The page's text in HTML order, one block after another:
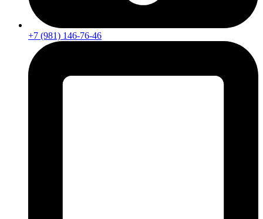
+7 (981) 146-76-46